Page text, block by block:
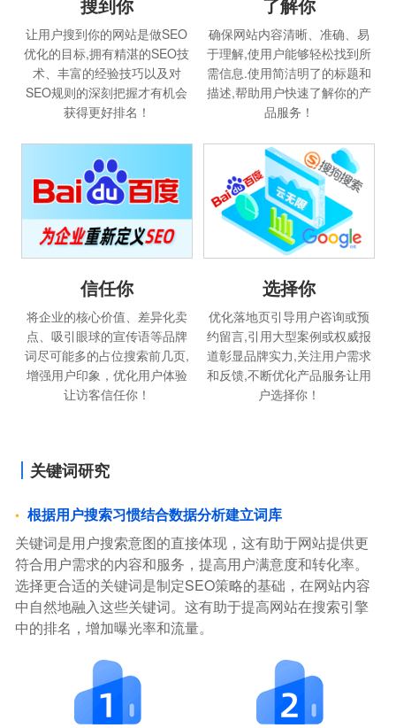
让用户搜到你的网站是做SEO
优化的目标,拥有精湛的SEO技
术、丰富的经验技巧以及对
SEO规则的深刻把握才有机会
获得更好排名！
确保网站内容清晰、准确、易
于理解,使用户能够轻松找到所
需信息.使用简洁明了的标题和
描述,帮助用户快速了解你的产
品服务！
信任你
将企业的核心价值、差异化卖
点、吸引眼球的宣传语等品牌
词尽可能多的占位搜索前几页,
增强用户印象，优化用户体验
让访客信任你！
选择你
优化落地页引导用户咨询或预
约留言,引用大型案例或权威报
道彰显品牌实力,关注用户需求
和反馈,不断优化产品服务让用
户选择你！
关键词研究
根据用户搜索习惯结合数据分析建立词库
关键词是用户搜索意图的直接体现，这有助于网站提供更
符合用户需求的内容和服务，提高用户满意度和转化率。
选择更合适的关键词是制定SEO策略的基础，在网站内容
中自然地融入这些关键词。这有助于提高网站在搜索引擎
中的排名，增加曝光率和流量。